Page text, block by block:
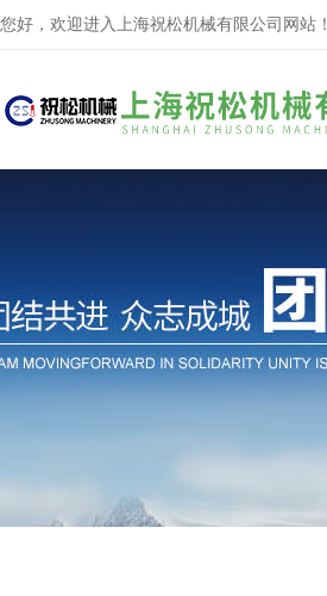
您好，欢迎进入上海祝松机械有限公司网站！